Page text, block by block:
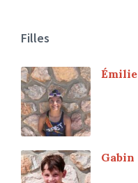
Filles
Émilie
Gabin